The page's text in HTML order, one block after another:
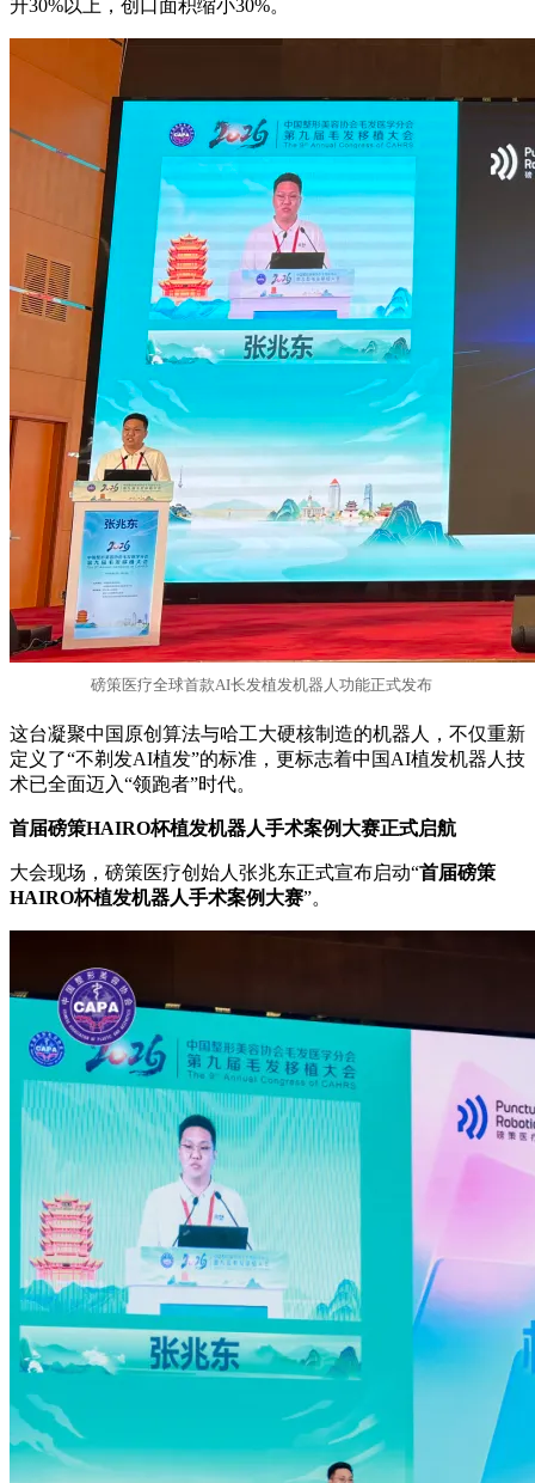
升30%以上，创口面积缩小30%。
磅策医疗全球首款AI长发植发机器人功能正式发布
这台凝聚中国原创算法与哈工大硬核制造的机器人，不仅重新
定义了“不剃发AI植发”的标准，更标志着中国AI植发机器人技
术已全面迈入“领跑者”时代。
首届磅策HAIRO杯植发机器人手术案例大赛正式启航
大会现场，磅策医疗创始人张兆东正式宣布启动“首届磅策
HAIRO杯植发机器人手术案例大赛”。